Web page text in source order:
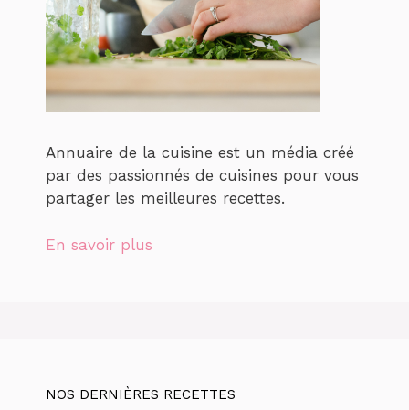
Annuaire de la cuisine est un média créé
par des passionnés de cuisines pour vous
partager les meilleures recettes.
En savoir plus
NOS DERNIÈRES RECETTES